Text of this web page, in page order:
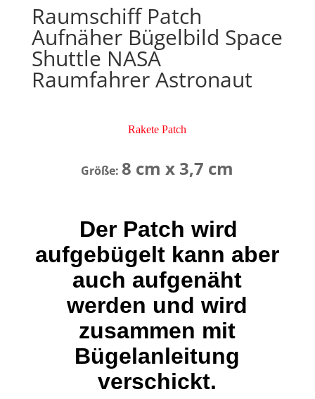
Raumschiff Patch
Aufnäher Bügelbild Space
Shuttle NASA
Raumfahrer Astronaut
Rakete Patch
Größe: 8 cm x 3,7 cm
Der Patch wird
aufgebügelt kann aber
auch aufgenäht
werden und wird
zusammen mit
Bügelanleitung
verschickt.